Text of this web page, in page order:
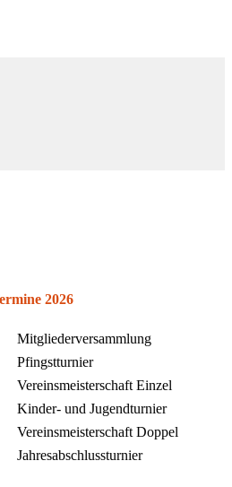
2026
Mitgliederversammlung
Pfingstturnier
Vereinsmeisterschaft Einzel
Kinder- und Jugendturnier
Vereinsmeisterschaft Doppel
Jahresabschlussturnier